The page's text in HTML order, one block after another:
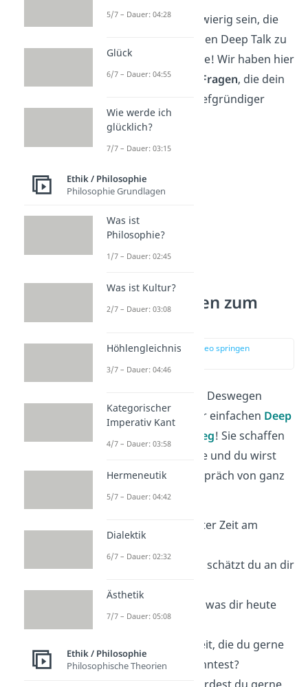
Manchmal kann es schwierig sein, die
richtigen Fragen für einen Deep Talk zu
finden. Aber keine Sorge! Wir haben hier
für dich 100 Deep Talk Fragen, die dein
Gespräch um einiges tiefgründiger
machen.
Deep Talk Fragen zum
Einstieg
zur Stelle im Video springen
Aller Anfang ist schwer. Deswegen
starte doch mit ein paar einfachen Deep
Talk Fragen zum Einstieg! Sie schaffen
die richtige Atmosphäre und du wirst
sehen, wie sich das Gespräch von ganz
allein entwickelt.
Was hat dich in letzter Zeit am
Welche
schätzt du an dir
, was dir heute
passiert ist?
Gibt es eine Fähigkeit, die du gerne
sofortmeistern
könntest?
5/7 – Dauer: 04:28
Glück
6/7 – Dauer: 04:55
Wie werde ich
glücklich?
7/7 – Dauer: 03:15
Ethik / Philosophie
Philosophie Grundlagen
Was ist
Philosophie?
1/7 – Dauer: 02:45
Was ist Kultur?
2/7 – Dauer: 03:08
Höhlengleichnis
3/7 – Dauer: 04:46
Kategorischer
Imperativ Kant
4/7 – Dauer: 03:58
Hermeneutik
5/7 – Dauer: 04:42
Dialektik
6/7 – Dauer: 02:32
Ästhetik
7/7 – Dauer: 05:08
Ethik / Philosophie
Philosophische Theorien